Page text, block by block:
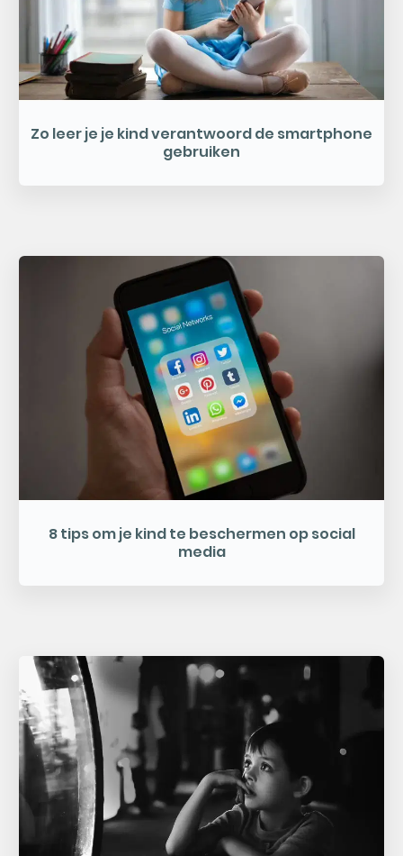
Zo leer je je kind verantwoord de smartphone
gebruiken
8 tips om je kind te beschermen op social
media